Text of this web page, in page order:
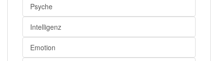
Gemüt
Naturell
Gemüt
Naturell
Psyche
Intelligenz
Emotion